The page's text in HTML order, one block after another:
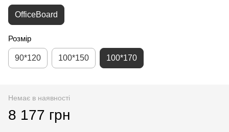
OfficeBoard
Розмір
90*120 100*150 100*170
Немає в наявності
8 177 грн